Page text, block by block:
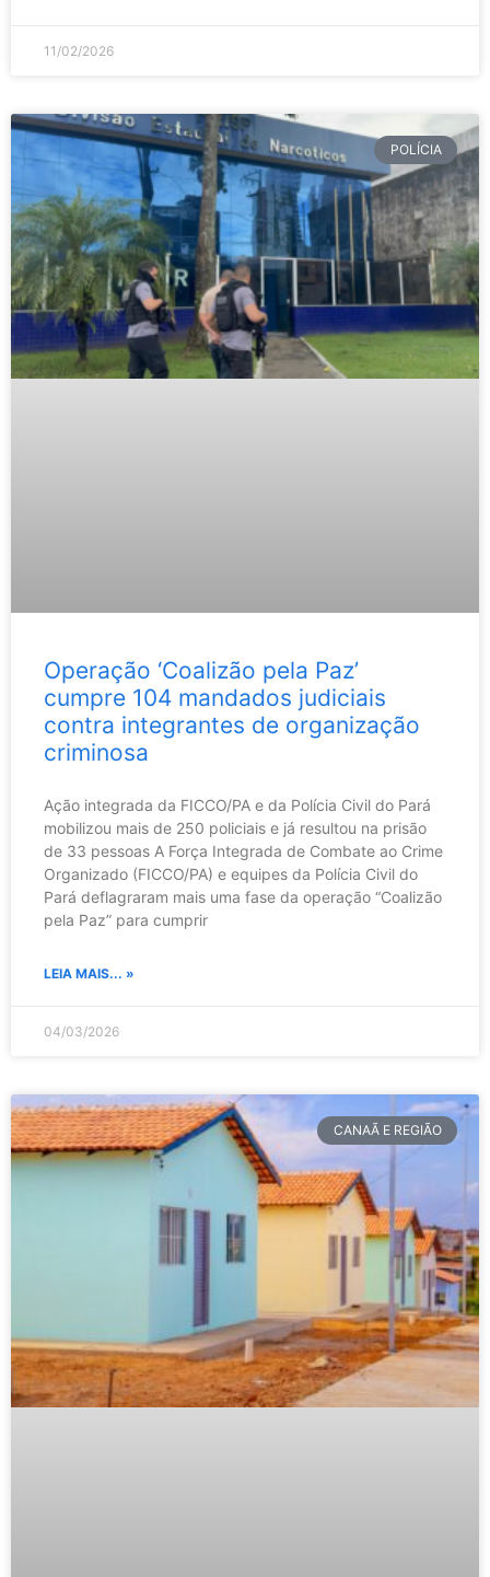
11/02/2026
POLÍCIA
Operação ‘Coalizão pela Paz’
cumpre 104 mandados judiciais
contra integrantes de organização
criminosa
Ação integrada da FICCO/PA e da Polícia Civil do Pará
mobilizou mais de 250 policiais e já resultou na prisão
de 33 pessoas A Força Integrada de Combate ao Crime
Organizado (FICCO/PA) e equipes da Polícia Civil do
Pará deflagraram mais uma fase da operação “Coalizão
pela Paz” para cumprir
LEIA MAIS... »
04/03/2026
CANAÃ E REGIÃO